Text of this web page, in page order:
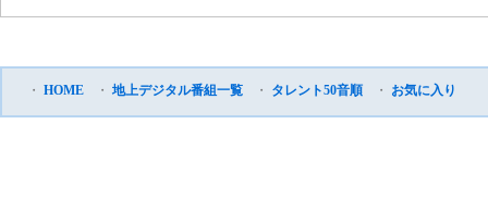
・ HOME ・ 地上デジタル番組一覧 ・ タレント50音順 ・ お気に入り